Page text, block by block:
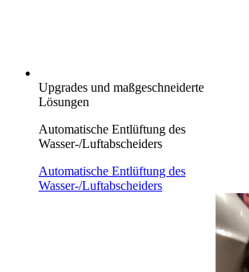
Upgrades und maßgeschneiderte
Lösungen
Automatische Entlüftung des
Wasser-/Luftabscheiders
Automatische Entlüftung des
Wasser-/Luftabscheiders